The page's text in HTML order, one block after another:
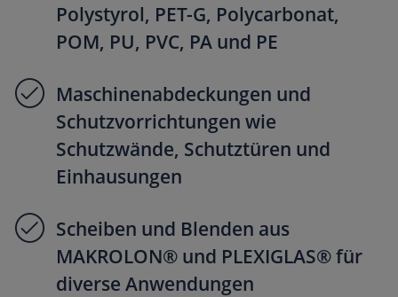
Polystyrol, PET-G, Polycarbonat,
POM, PU, PVC, PA und PE
Maschinenabdeckungen und
Schutzvorrichtungen wie
Schutzwände, Schutztüren und
Einhausungen
Scheiben und Blenden aus
MAKROLON® und PLEXIGLAS® für
diverse Anwendungen